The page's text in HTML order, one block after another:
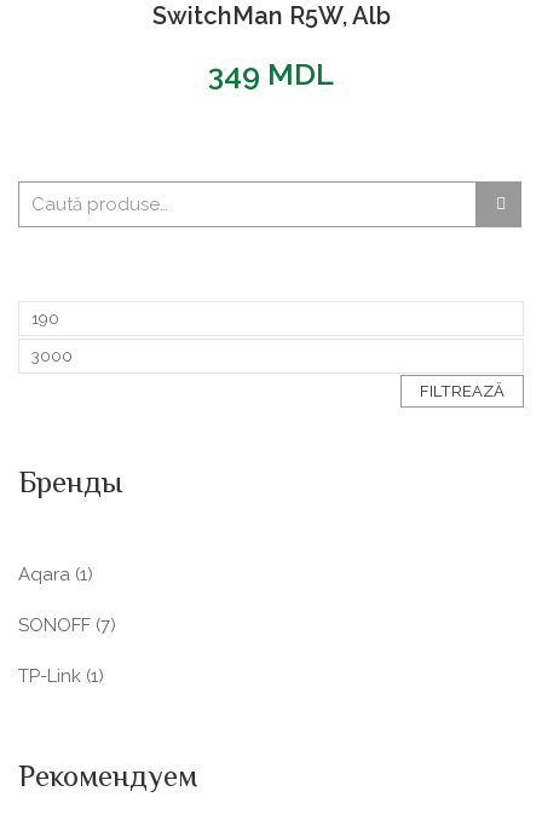
SwitchMan R5W, Alb
349 MDL
FILTREAZĂ
Бренды
Aqara (1)
SONOFF (7)
TP-Link (1)
Рекомендуем